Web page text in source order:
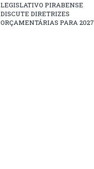
LEGISLATIVO PIRABENSE
DISCUTE DIRETRIZES
ORÇAMENTÁRIAS PARA 2027